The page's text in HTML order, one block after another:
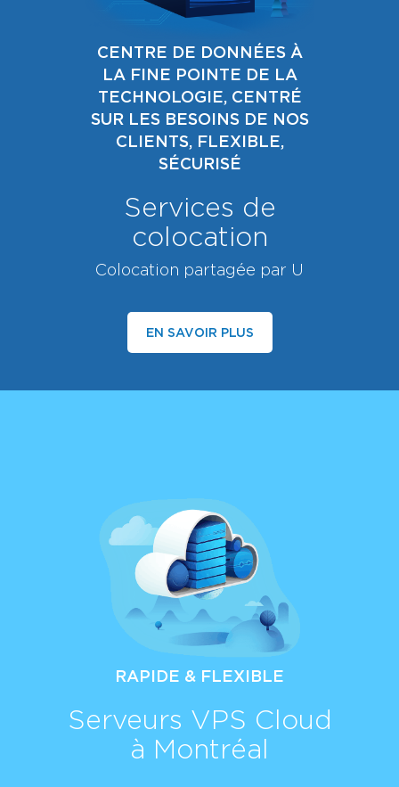
CENTRE DE DONNÉES À
LA FINE POINTE DE LA
TECHNOLOGIE, CENTRÉ
SUR LES BESOINS DE NOS
CLIENTS, FLEXIBLE,
SÉCURISÉ
Services de
colocation
Colocation partagée par U
EN SAVOIR PLUS
RAPIDE & FLEXIBLE
Serveurs VPS Cloud
à Montréal